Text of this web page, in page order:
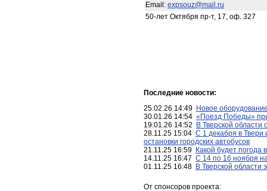
Email: expsouz@mail.ru
50-лет Октября пр-т, 17, оф. 327
Последние новости:
25.02.26 14:49 Новое
30.01.26 14:54 «Поезд Победы»
19.01.26 14:52
В Тверской области
28.11.25 15:04 С 1 декабря в Твери
остановки городских автобусов
21.11.25 16:59 Какой будет погода
14.11.25 16:47 С 14 по 16 ноября
01.11.25 16:48 В Тверской области
От спонсоров проекта: